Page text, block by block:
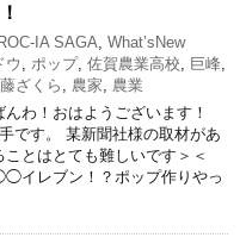
IA SAGA What’sNew
ウ ポップ, 佐賀農業高校 巨峰
藤ざくら 農家
農業
わ！おはようございます！
です。 某新聞社様の取材があ
ことはとても難しいです＞＜
イレブン！？ポップ作りやっ